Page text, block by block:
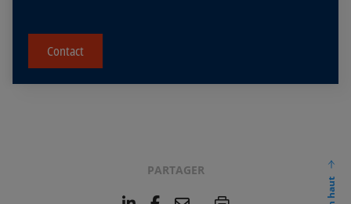
Contact
PARTAGER
En haut